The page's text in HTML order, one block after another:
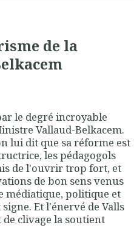
de la
le degré incroyable
Vallaud-Belkacem.
lui dit que sa réforme est
les pédagogols
de l'ouvrir trop fort, et
de bon sens venus
médiatique, politique et
Et l'énervé de Valls
clivage la soutient